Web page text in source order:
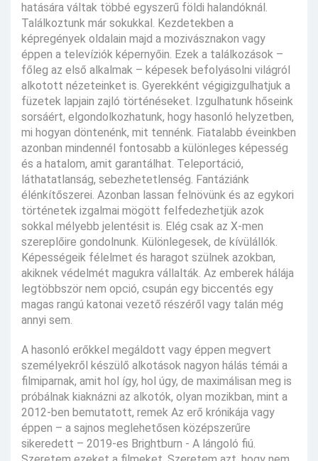
hatására váltak többé egyszerű földi halandóknál.
Találkoztunk már sokukkal. Kezdetekben a
képregények oldalain majd a mozivásznakon vagy
éppen a televíziók képernyőin. Ezek a találkozások –
főleg az első alkalmak – képesek befolyásolni világról
alkotott nézeteinket is. Gyerekként végigizgulhatjuk a
füzetek lapjain zajló történéseket. Izgulhatunk hőseink
sorsáért, elgondolkozhatunk, hogy hasonló helyzetben,
mi hogyan döntenénk, mit tennénk. Fiatalabb éveinkben
azonban mindennél fontosabb a különleges képesség
és a hatalom, amit garantálhat. Teleportáció,
láthatatlanság, sebezhetetlenség. Fantáziánk
élénkítőszerei. Azonban lassan felnövünk és az egykori
történetek izgalmai mögött felfedezhetjük azok
sokkal mélyebb jelentésit is. Elég csak az X-men
szereplőire gondolnunk. Különlegesek, de kívülállók.
Képességeik félelmet és haragot szülnek azokban,
akiknek védelmét magukra vállalták. Az emberek hálája
legtöbbször nem opció, csupán egy biccentés egy
magas rangú katonai vezető részéről vagy talán még
annyi sem.
A hasonló erőkkel megáldott vagy éppen megvert
személyekről készülő alkotások nagyon hálás témái a
filmiparnak, amit hol így, hol úgy, de maximálisan meg is
próbálnak kiaknázni az alkotók, olyan mozikban, mint a
2012-ben bemutatott, remek Az erő krónikája vagy
éppen – a sajnos meglehetősen középszerűre
sikeredett – 2019-es Brightburn - A lángoló fiú.